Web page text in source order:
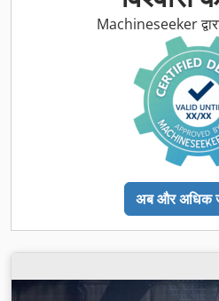
Machineseeker
अब और अधिक